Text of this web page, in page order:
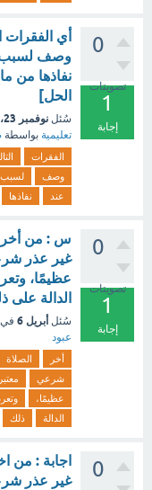
0
تصويتات
1
إجابة
أي الفقرات
وصف لسبب
نفاذها من
الحل]
سُئل نوفمبر 23، 2023
تعليمية بواسطة
الفقرات
وصف
لسبب
عند
نفاذها
0
تصويتات
1
إجابة
س : من أخر
غير عذر
عظيمًا،
الدالة على
سُئل أبريل 6
عبود
أخر الصلاة
شرعي
معتبر
عظيمًا،
الدالة
ذلك
0
اجابة : من
غير عذر